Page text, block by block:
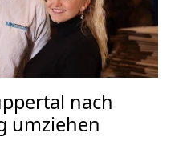
nach
umziehen